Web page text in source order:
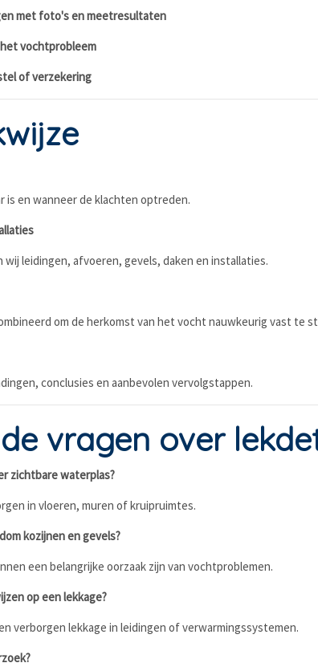
met foto's en meetresultaten
vochtprobleem
of verzekering
is en wanneer de klachten optreden.
leidingen, afvoeren, gevels, daken en installaties.
om de herkomst van het vocht nauwkeurig vast te
conclusies en aanbevolen vervolgstappen.
vragen over
zichtbare waterplas?
in vloeren, muren of kruipruimtes.
kozijnen en gevels?
een belangrijke oorzaak zijn van vochtproblemen.
op een lekkage?
verborgen lekkage in leidingen of verwarmingssystemen.